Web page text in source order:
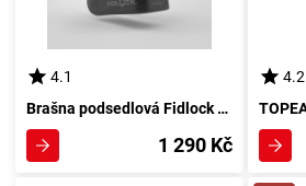
4.1
Brašna podsedlová Fidlock PUSH
1 290 Kč
4.2